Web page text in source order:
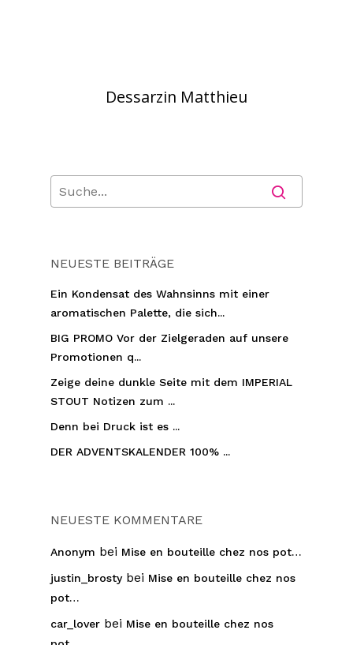
Dessarzin Matthieu
NEUESTE BEITRÄGE
Ein Kondensat des Wahnsinns mit einer
aromatischen Palette, die sich...
BIG PROMO Vor der Zielgeraden auf unsere
Promotionen q...
Zeige deine dunkle Seite mit dem IMPERIAL
STOUT Notizen zum ...
Denn bei Druck ist es ...
DER ADVENTSKALENDER 100% ...
NEUESTE KOMMENTARE
Anonym bei Mise en bouteille chez nos pot…
justin_brostybei Mise en bouteille chez nos
pot…
car_lover bei Mise en bouteille chez nos